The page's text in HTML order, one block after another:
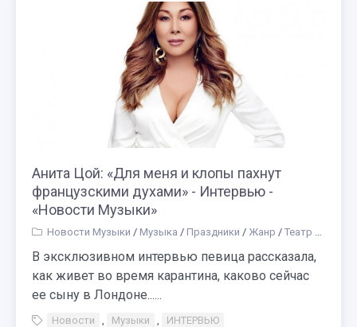
Анита Цой: «Для меня и клопы пахнут
французскими духами» - Интервью -
«Новости Музыки»
Новости Музыки / Музыка / Праздники / Жанр / Театр
В эксклюзивном интервью певица рассказала,
как живет во время карантина, каково сейчас
ее сыну в Лондоне......
Новости , Музыки , ИНТЕРВЬЮ